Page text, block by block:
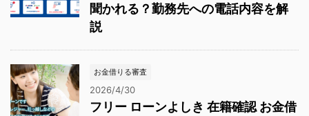
聞かれる？勤務先への電話内容を解
説
お金借りる審査
2026/4/30
フリー ローンよしき 在籍確認 お金借